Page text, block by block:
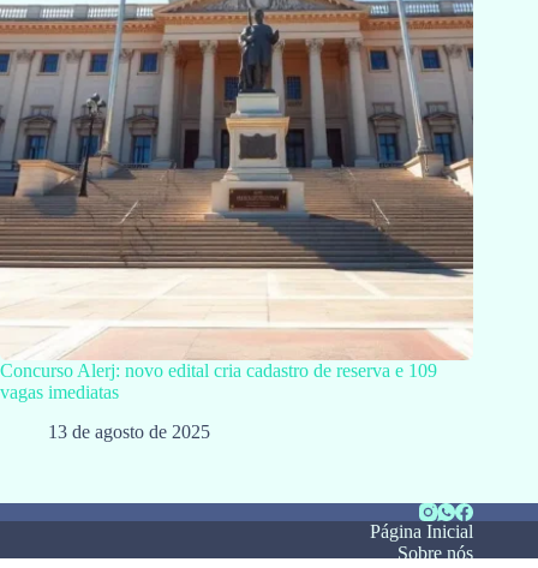
Concurso Alerj: novo edital cria cadastro de reserva e 109
vagas imediatas
13 de agosto de 2025
Página Inicial
Sobre nós